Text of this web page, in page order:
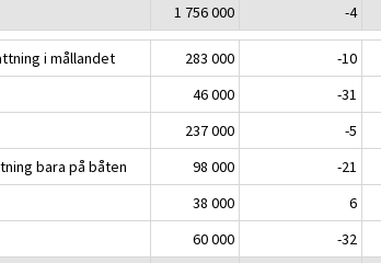
1 756 000 -4
i mållandet 283 000 -10
46 000 -31
237 000 -5
bara på båten
98 000 -21
38 000 6
60 000 -32